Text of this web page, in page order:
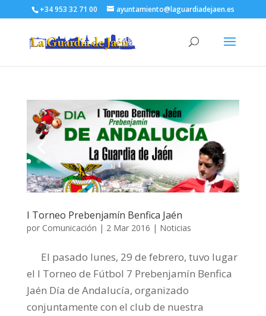
+34 953 32 71 00 ayuntamiento@laguardiadejaen.es
I Torneo Prebenjamín Benfica Jaén
por Comunicación | 2 Mar 2016 | Noticias
El pasado lunes, 29 de febrero, tuvo lugar
el I Torneo de Fútbol 7 Prebenjamín Benfica
Jaén Día de Andalucía, organizado
conjuntamente con el club de nuestra